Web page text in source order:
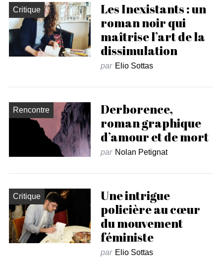
Critique
Les Inexistants : un
roman noir qui
maîtrise l’art de la
dissimulation
par Elio Sottas
Rencontre
Derborence,
roman graphique
d’amour et de mort
par Nolan Petignat
Critique
Une intrigue
policière au cœur
du mouvement
féministe
par Elio Sottas